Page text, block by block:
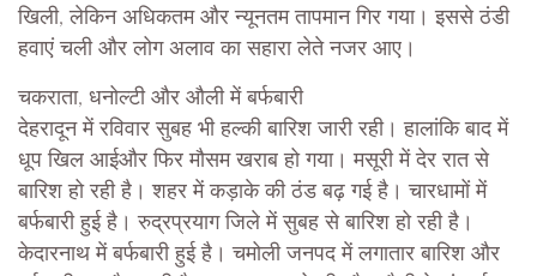
खिली, लेकिन अधिकतम और न्यूनतम तापमान गिर गया। इससे ठंडी
हवाएं चली और लोग अलाव का सहारा लेते नजर आए।
चकराता, धनोल्टी और औली में बर्फबारी
देहरादून में रविवार सुबह भी हल्की बारिश जारी रही। हालांकि बाद में
धूप खिल आईऔर फिर मौसम खराब हो गया। मसूरी में देर रात से
बारिश हो रही है। शहर में कड़ाके की ठंड बढ़ गई है। चारधामों में
बर्फबारी हुई है। रुद्रप्रयाग जिले में सुबह से बारिश हो रही है।
केदारनाथ में बर्फबारी हुई है। चमोली जनपद में लगातार बारिश और